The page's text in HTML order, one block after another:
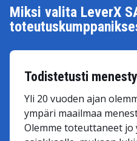
Miksi valita LeverX
Todistetusti
Yli 20 vuoden ajan
ympäri maailmaa
Olemme toteuttaneet jo